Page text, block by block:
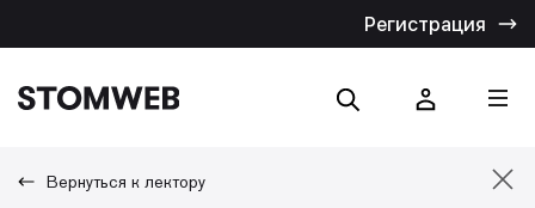
Регистрация
Вернуться к лектору